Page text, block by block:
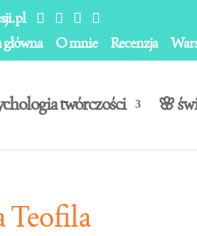
O mnie Recenzja
twórczości 🌸
Teofila